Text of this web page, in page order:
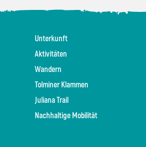
Unterkunft
Aktivitäten
Wandern
Tolminer Klammen
Juliana Trail
Nachhaltige Mobilität